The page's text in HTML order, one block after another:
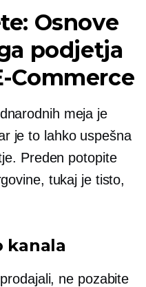
Osnove
podjetja
Commerce
meja je
je to lahko uspešna
Preden potopite
tukaj je tisto,
kanala
ne pozabite